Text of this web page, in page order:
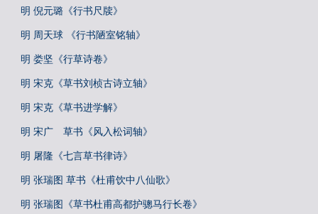
明 倪元璐《行书尺牍》
明 周天球 《行书陋室铭轴》
明 娄坚《行草诗卷》
明 宋克《草书刘桢古诗立轴》
明 宋克《草书进学解》
明 宋广 草书《风入松词轴》
明 屠隆《七言草书律诗》
明 张瑞图 草书《杜甫饮中八仙歌》
明 张瑞图《草书杜甫高都护骢马行长卷》